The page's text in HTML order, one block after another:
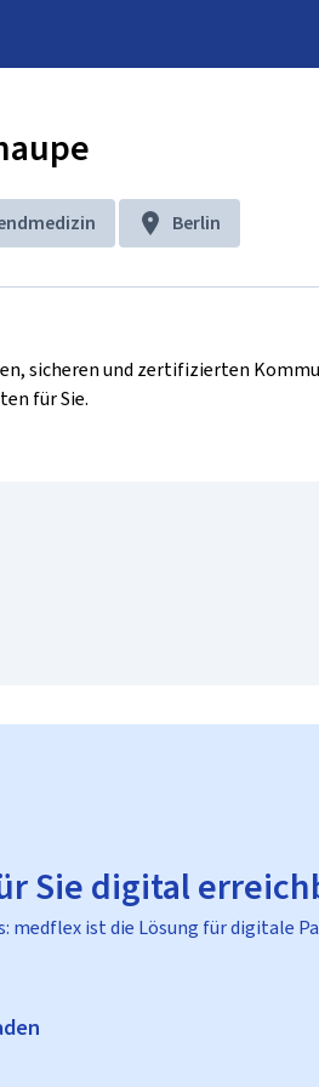
Berlin
sicheren und zertifizierten
für Sie.
Sie digital
medflex ist die Lösung für digitale